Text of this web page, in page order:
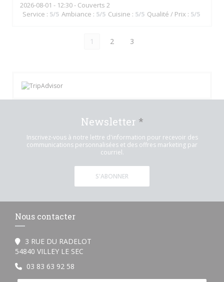
2026-08-01 - 12:30 - Couverts 2
Service : 5/5 Ambiance : 5/5 Cuisine : 5/5 Qualité / Prix : 5/5
1 2 3
Newsletter *
Inscrivez-vous à notre lettre d'information pour recevoir des
communications personnalisées et des offres marketing par
courriel.
S'ABONNER
Nous contacter
3 RUE DU RADELOT
54840 VILLEY LE SEC
03 83 63 92 58